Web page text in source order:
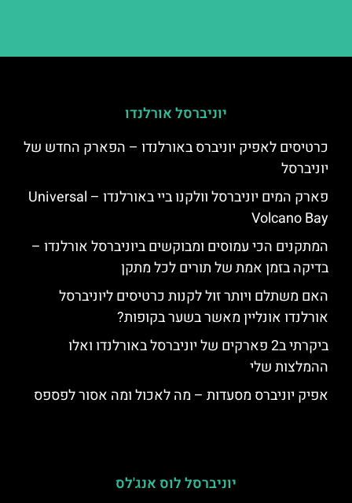
יוניברסל אורלנדו
כרטיסים לאפיק יוניברס באורלנדו – הפארק החדש של
יוניברסל
פארק המים יוניברסל וולקנו ביי באורלנדו – Universal
Volcano Bay
המתקנים הכי עמוסים ומבוקשים ביוניברסל אורלנדו –
בדיקה בזמן אמת של תורים לכל מתקן
האם משתלם ויותר זול לקנות כרטיסים ליוניברסל
אורלנדו אונליין מאשר בשער בקופות?
ביקרתי ב2 פארקים של יוניברסל באורלנדו ואלו
ההמלצות שלי
אפיק יוניברס מסעדות – מה לאכול ומה אסור לפספס
יוניברסל לוס אנג'לס